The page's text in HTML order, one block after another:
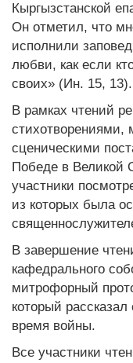
Кыргызстанской
Он отметил, что
исполнили
любви, как если
своих» (Ин. 15, 13).
В рамках чтений
сценическими
Победе в Великой
участники
из которых была
В завершение
кафедрального
митрофорный
который
время войны.
Все участники